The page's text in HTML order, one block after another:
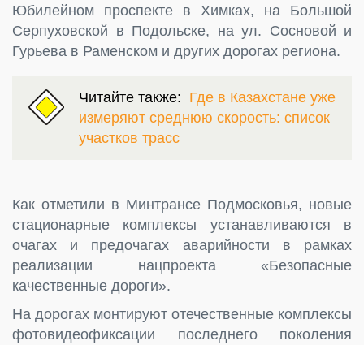
Юбилейном проспекте в Химках, на Большой
Серпуховской в Подольске, на ул. Сосновой и
Гурьева в Раменском и других дорогах региона.
Читайте также: Где в Казахстане уже
измеряют среднюю скорость: список
участков трасс
Как отметили в Минтрансе Подмосковья, новые
стационарные комплексы устанавливаются в
очагах и предочагах аварийности в рамках
реализации нацпроекта «Безопасные
качественные дороги».
На дорогах монтируют отечественные комплексы
фотовидеофиксации последнего поколения